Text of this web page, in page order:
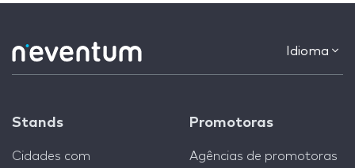
Idioma
Stands
Cidades com
Promotoras
Agências de promotoras